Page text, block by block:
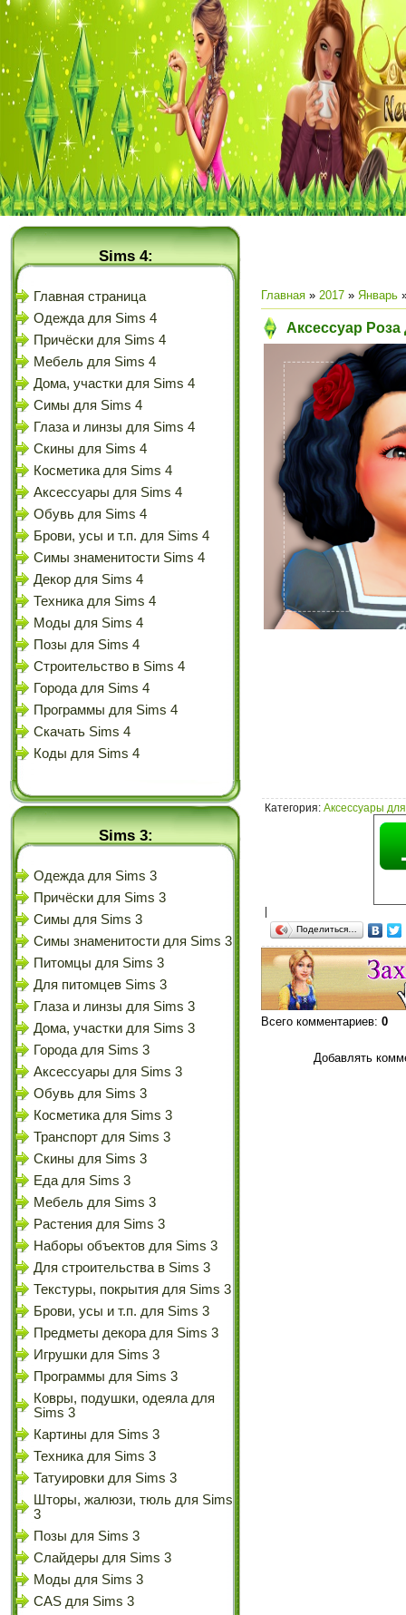
Sims 4:
Главная страница
Одежда для Sims 4
Причёски для Sims 4
Мебель для Sims 4
Дома, участки для Sims 4
Симы для Sims 4
Глаза и линзы для Sims 4
Скины для Sims 4
Косметика для Sims 4
Аксессуары для Sims 4
Обувь для Sims 4
Брови, усы и т.п. для Sims 4
Симы знаменитости Sims 4
Декор для Sims 4
Техника для Sims 4
Моды для Sims 4
Позы для Sims 4
Строительство в Sims 4
Города для Sims 4
Программы для Sims 4
Скачать Sims 4
Коды для Sims 4
Sims 3:
Одежда для Sims 3
Причёски для Sims 3
Симы для Sims 3
Симы знаменитости для Sims 3
Питомцы для Sims 3
Для питомцев Sims 3
Глаза и линзы для Sims 3
Дома, участки для Sims 3
Города для Sims 3
Аксессуары для Sims 3
Обувь для Sims 3
Косметика для Sims 3
Транспорт для Sims 3
Скины для Sims 3
Еда для Sims 3
Мебель для Sims 3
Растения для Sims 3
Наборы объектов для Sims 3
Для строительства в Sims 3
Текстуры, покрытия для Sims 3
Брови, усы и т.п. для Sims 3
Предметы декора для Sims 3
Игрушки для Sims 3
Программы для Sims 3
Ковры, подушки, одеяла для
Sims 3
Картины для Sims 3
Техника для Sims 3
Татуировки для Sims 3
Шторы, жалюзи, тюль для Sims
3
Позы для Sims 3
Слайдеры для Sims 3
Моды для Sims 3
CAS для Sims 3
Главная » 2017 » Январь
Аксессуар Роза
Категория: Аксессуары
Поделиться…
Всего комментариев: 0
Добавлять